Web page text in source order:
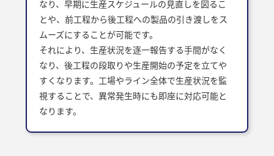
なり、早期に生産スケジュールの見直しを図るこ
とや、前工程から後工程への製品の引き渡しをス
ムーズにすることが可能です。
それにより、生産状況を逐一報告する手間がなく
なり、後工程の段取りや生産開始の予定を立てや
すくなります。工場やライン全体で生産状況を監
視することで、異常発生時にも即座に対応可能と
なります。